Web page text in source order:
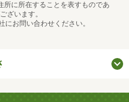
所に所在することを表すものであ
ざいます。
お問い合わせください。